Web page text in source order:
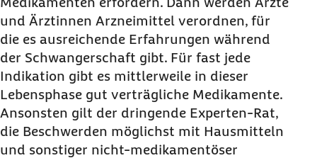
Was muss ich bei der Einnahme pflanzlicher
Arzneimittel beachten?
Welche Mittel eignen sich für die
Selbstmedikation?
Wo kann ich mich genauer informieren?
und Ärztinnen Arzneimittel verordnen, für
die es ausreichende Erfahrungen während
der Schwangerschaft gibt. Für fast jede
Indikation gibt es mittlerweile in dieser
Lebensphase gut verträgliche Medikamente.
Ansonsten gilt der dringende Experten-Rat,
die Beschwerden möglichst mit Hausmitteln
und sonstiger nicht-medikamentöser